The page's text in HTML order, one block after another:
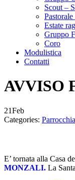
Scout –
Estate
Gruppo
Coro
Modulistica
Contatti
AVVISO
21Feb
Categories: Parrocchia
E’ tornata alla Casa
MONZALI. La